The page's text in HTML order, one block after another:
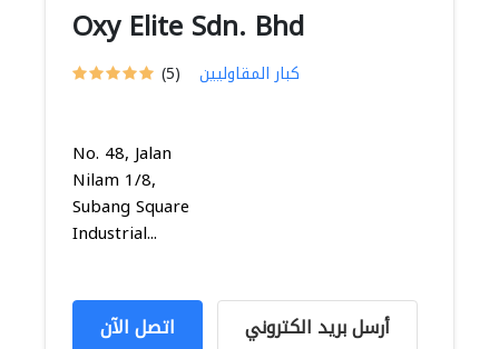
Oxy Elite Sdn. Bhd
(5) كبار المقاوليين
No. 48, Jalan
Nilam 1/8,
Subang Square
Industrial...
اتصل الآن أرسل بريد الكتروني